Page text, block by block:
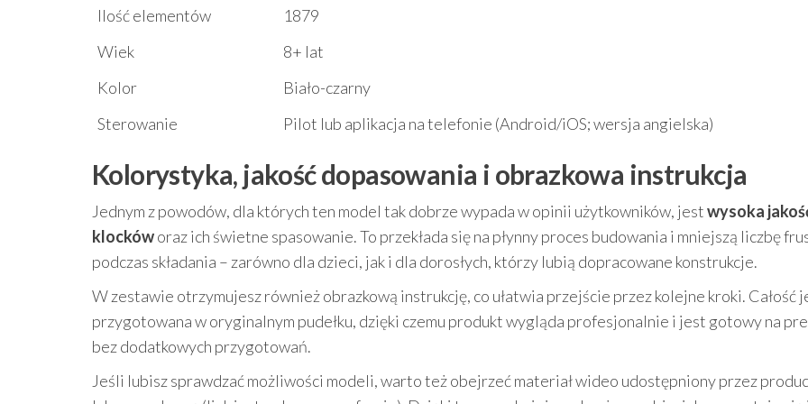
Ilość elementów
1879
Wiek
8+ lat
Kolor
Biało-czarny
Sterowanie
Pilot lub aplikacja na telefonie (Android/iOS; wersja angielska)
Kolorystyka, jakość dopasowania i obrazkowa instrukcja
Jednym z powodów, dla których ten model tak dobrze wypada w opinii użytkowników, jestwysoka
klockóworaz ich świetne spasowanie. To przekłada się na płynny proces budowania i mniejszą liczbę
podczas składania – zarówno dla dzieci, jak i dla dorosłych, którzy lubią dopracowane konstrukcje.
W zestawie otrzymujesz również obrazkową instrukcję, co ułatwia przejście przez kolejne kroki. Całość
przygotowana w oryginalnym pudełku, dzięki czemu produkt wygląda profesjonalnie i jest gotowy na
bez dodatkowych przygotowań.
Jeśli lubisz sprawdzać możliwości modeli, warto też obejrzeć materiał wideo udostępniony przez